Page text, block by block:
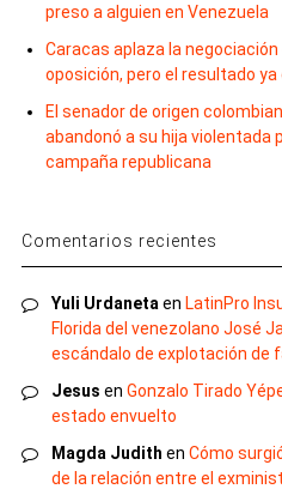
preso a alguien en Venezuela
Caracas aplaza la negociación
oposición, pero el resultado
El senador de origen
abandonó a su hija violentada
campaña republicana
Comentarios recientes
Yuli Urdaneta en LatinPro
Florida del venezolano José
escándalo de explotación de
Jesus en Gonzalo Tirado
estado envuelto
Magda Judith en Cómo
de la relación entre el